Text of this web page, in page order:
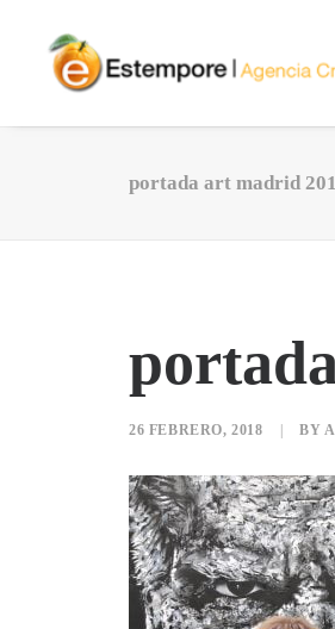
portada art madrid
26 FEBRERO, 2018 BY